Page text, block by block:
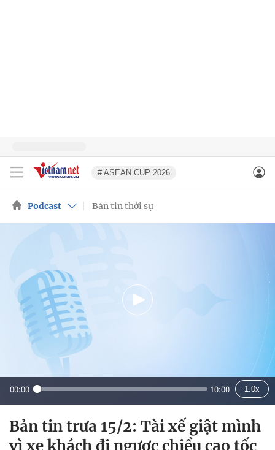
# ASEAN CUP 2026
Podcast Bản tin thời sự
00:00 10:00 1.0x
Bản tin trưa 15/2: Tài xế giật mình
vì xe khách đi ngược chiều cao tốc